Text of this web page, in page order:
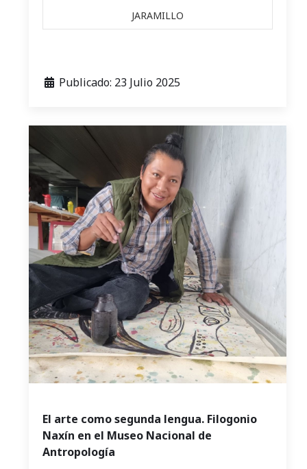
JARAMILLO
Publicado: 23 Julio 2025
El arte como segunda lengua. Filogonio
Naxín en el Museo Nacional de
Antropología